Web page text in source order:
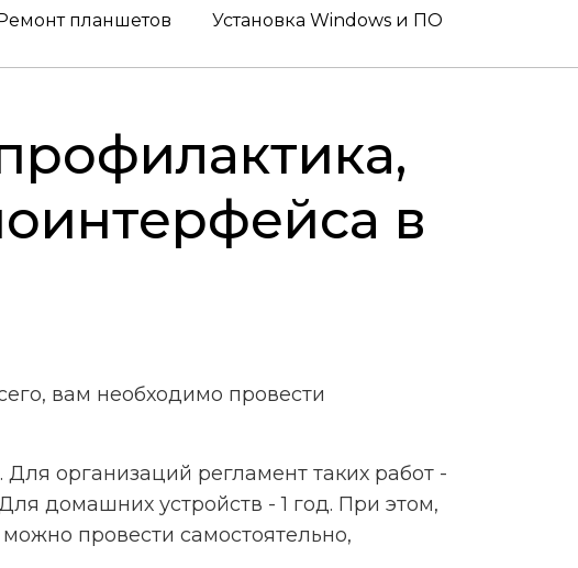
планшетов Установка Windows и ПО
в
вам необходимо провести
организаций регламент таких работ -
домашних устройств - 1 год. При этом,
провести самостоятельно,